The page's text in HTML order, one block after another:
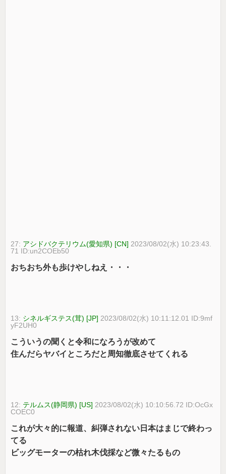
27: アシドバクテリウム(愛知県) [CN] 2023/08/02(水) 10:23:43.
71 ID:un2COEb50
おちおち外も歩けやしねえ・・・
13: シネルギステス(茸) [JP] 2023/08/02(水) 10:11:12.01 ID:9mf
yF2UH0
こういうの聞くと令和になろうが改めて
住んだらヤバイところだと周知徹底させてくれる
12: テルムス(静岡県) [US] 2023/08/02(水) 10:10:56.72 ID:OcGx
COEC0
これが大々的に報道、糾弾されない日本はまじで終わっ
てる
ビッグモーターの枯れ木伐採など微々たるもの